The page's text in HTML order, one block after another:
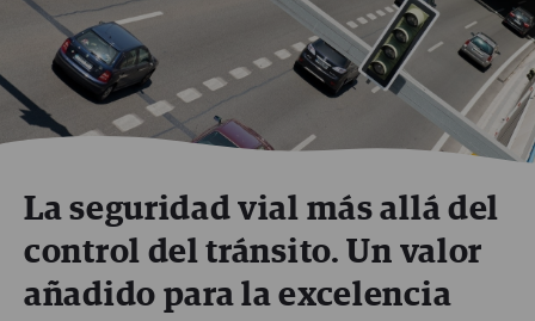
La seguridad vial más allá del
control del tránsito. Un valor
añadido para la excelencia